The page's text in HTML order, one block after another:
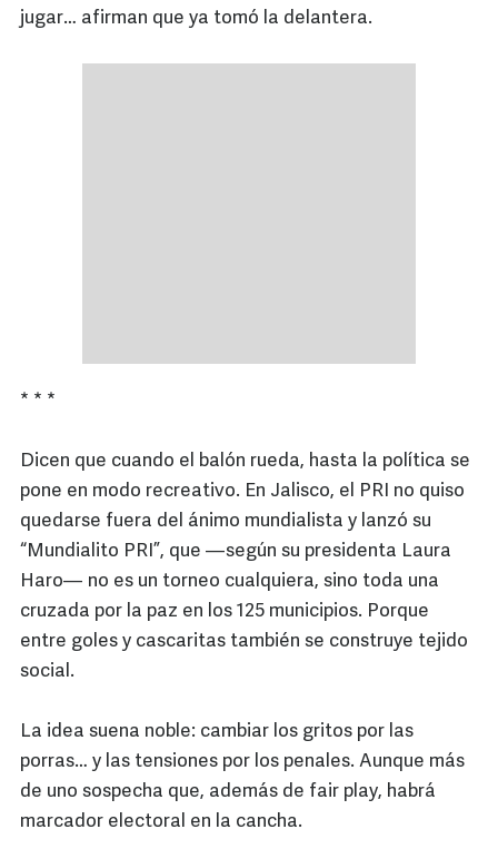
jugar… afirman que ya tomó la delantera.
* * *
Dicen que cuando el balón rueda, hasta la política se
pone en modo recreativo. En Jalisco, el PRI no quiso
quedarse fuera del ánimo mundialista y lanzó su
“Mundialito PRI”, que —según su presidenta Laura
Haro— no es un torneo cualquiera, sino toda una
cruzada por la paz en los 125 municipios. Porque
entre goles y cascaritas también se construye tejido
social.
La idea suena noble: cambiar los gritos por las
porras… y las tensiones por los penales. Aunque más
de uno sospecha que, además de fair play, habrá
marcador electoral en la cancha.